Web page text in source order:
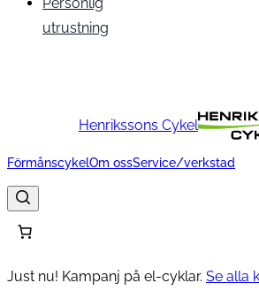
utrustning
Henrikssons Cykel
FörmånscykelOm ossService/verkstad
Just nu! Kampanj på el-cyklar. Se alla